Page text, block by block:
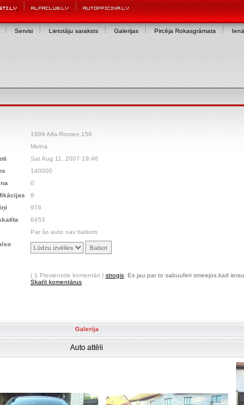
Servisi Lietotāju saraksts Galerijas Pircēja Rokasgrāmata
1999 Alfa-Romeo 156
Melna
Sat Aug 11, 2007 19:46
140000
0
8
976
6453
Par šo auto nav balsots
( 1 Pievienotie komentāri ) strogis: Es jau par to sabuuferi smeejos,kad
Skatīt komentārus
Galerija
Auto attēli